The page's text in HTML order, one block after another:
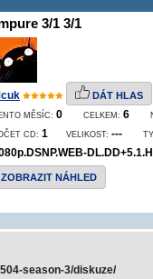
3/1 3/1
DÁT HLAS
MĚSÍC: 0 CELKEM: 6
CD: 1 VELIKOST: ---
ZOBRAZIT NÁHLED
season-3/diskuze/